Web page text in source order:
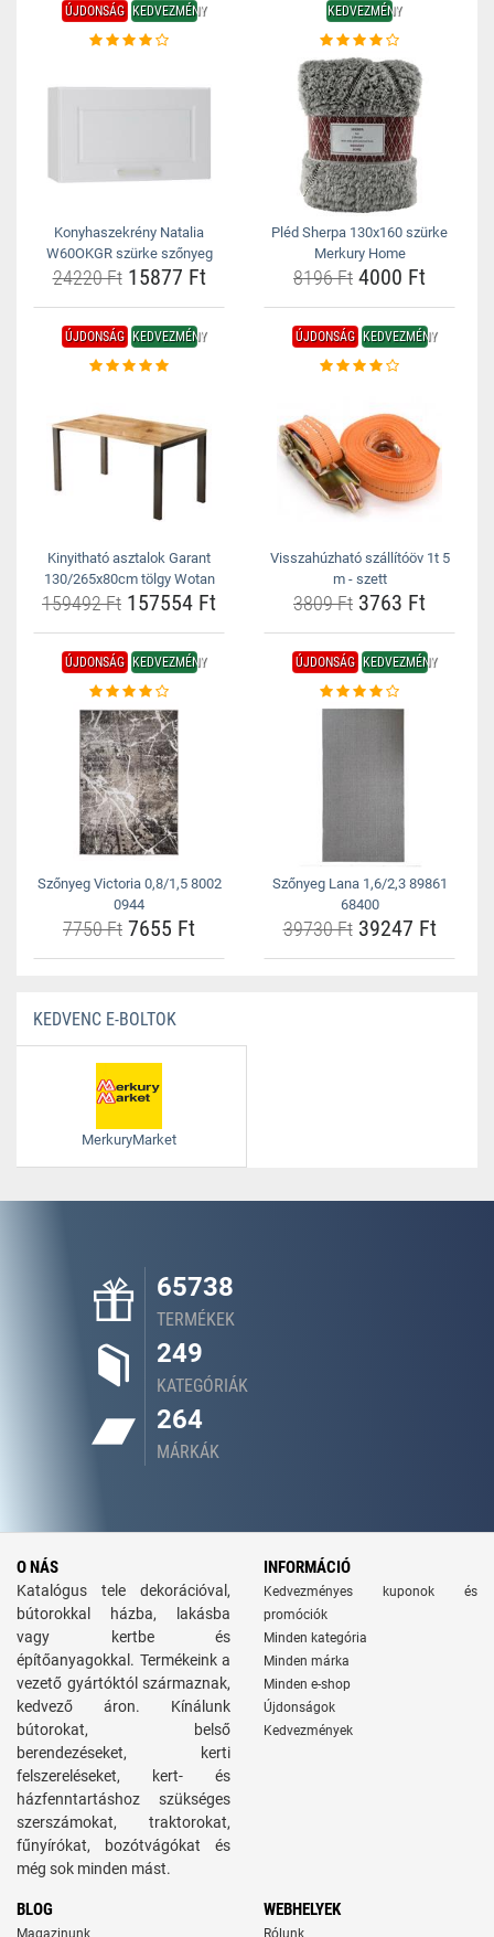
ÚJDONSÁG KEDVEZMÉNY
Konyhaszekrény Natalia
W60OKGR szürke szőnyeg
24220 Ft15877 Ft
KEDVEZMÉNY
Pléd Sherpa 130x160 szürke
Merkury Home
8196 Ft 4000 Ft
ÚJDONSÁG KEDVEZMÉNY
Kinyitható asztalok Garant
130/265x80cm tölgy Wotan
159492 Ft 157554 Ft
ÚJDONSÁG KEDVEZMÉNY
Visszahúzható szállítóöv 1t 5
m - szett
3809 Ft 3763 Ft
ÚJDONSÁG KEDVEZMÉNY
Szőnyeg Victoria 0,8/1,5 8002
0944
7750 Ft 7655 Ft
ÚJDONSÁG KEDVEZMÉNY
Szőnyeg Lana 1,6/2,3 89861
68400
39730 Ft39247 Ft
KEDVENC E-BOLTOK
MerkuryMarket
65738
TERMÉKEK
249
KATEGÓRIÁK
264
MÁRKÁK
O NÁS
Katalógus tele dekorációval,
bútorokkal házba, lakásba
vagy kertbe és
építőanyagokkal. Termékeink a
vezető gyártóktól származnak,
kedvező áron. Kínálunk
bútorokat, belső
berendezéseket, kerti
felszereléseket, kert- és
házfenntartáshoz szükséges
szerszámokat, traktorokat,
fűnyírókat, bozótvágókat és
még sok minden mást.
INFORMÁCIÓ
Kedvezményes kuponok és
promóciók
Minden kategória
Minden márka
Minden e-shop
Újdonságok
Kedvezmények
BLOG
Magazinunk
WEBHELYEK
Rólunk